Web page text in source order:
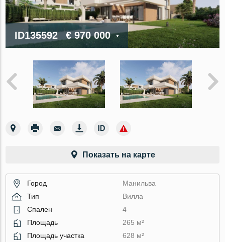
ID135592 € 970 000
Показать на карте
Город
Манильва
Тип
Вилла
Спален
4
Площадь
265 м²
Площадь участка
628 м²